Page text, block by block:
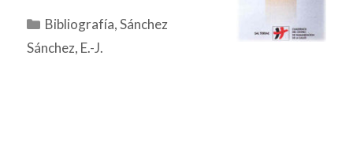
Categorías
Bibliografía,Sánchez
Sánchez, E.-J.